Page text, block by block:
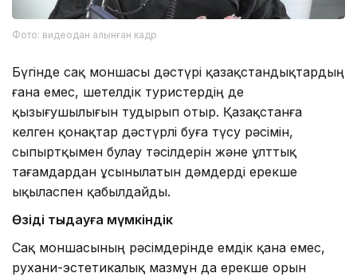
Фото: видеодан алынған кадр
Бүгінде сақ моншасы дәстүрі қазақстандықтардың
ғана емес, шетелдік туристердің де
қызығушылығын тудырып отыр. Қазақстанға
келген қонақтар дәстүрлі буға түсу рәсімін,
сыпыртқымен булау тәсілдерін және ұлттық
тағамдардан ұсынылатын дәмдерді ерекше
ықыласпен қабылдайды.
Өзіңді тыңдауға мүмкіндік
Сақ моншасының рәсімдерінде емдік қана емес,
рухани-эстетикалық мазмұн да ерекше орын